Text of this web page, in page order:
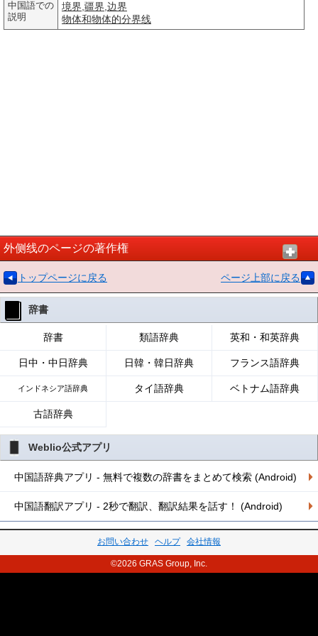
中国語での
説明
境界 疆界 边界
物体和物体的分界线
外侧线のページの著作権
トップページに戻る ページ上部に戻る
辞書
辞書 類語辞典 英和・和英辞典
日中・中日辞典 日韓・韓日辞典 フランス語辞典
インドネシア語辞典 タイ語辞典 ベトナム語辞典
古語辞典
Weblio公式アプリ
中国語辞典アプリ - 無料で複数の辞書をまとめて検索 (Android)
中国語翻訳アプリ - 2秒で翻訳、翻訳結果を話す！ (Android)
お問い合わせ ヘルプ 会社情報
©2026 GRAS Group, Inc.